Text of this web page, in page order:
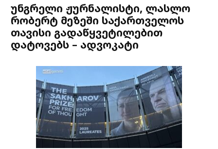
უნგრელი ჟურნალისტი, ლასლო
რობერტ მეზეში საქართველოს
თავისი გადაწყვეტილებით
დატოვებს – ადვოკატი